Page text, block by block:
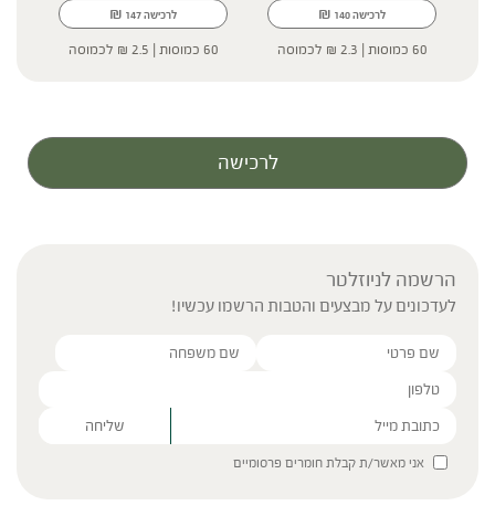
לרכישה ₪ 140
60 כמוסות | ₪ 2.3 לכמוסה
לרכישה ₪ 147
60 כמוסות | ₪ 2.5 לכמוסה
לרכישה
הרשמה לניוזלטר
לעדכונים על מבצעים והטבות הרשמו עכשיו!
Please leave this field empty.
אני מאשר/ת קבלת חומרים פרסומיים